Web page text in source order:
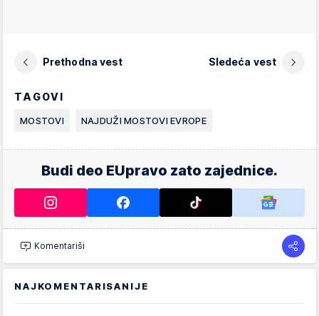
Prethodna vest Sledeća vest
TAGOVI
MOSTOVI NAJDUŽI MOSTOVI EVROPE
Budi deo EUpravo zato zajednice.
Komentariši
NAJKOMENTARISANIJE